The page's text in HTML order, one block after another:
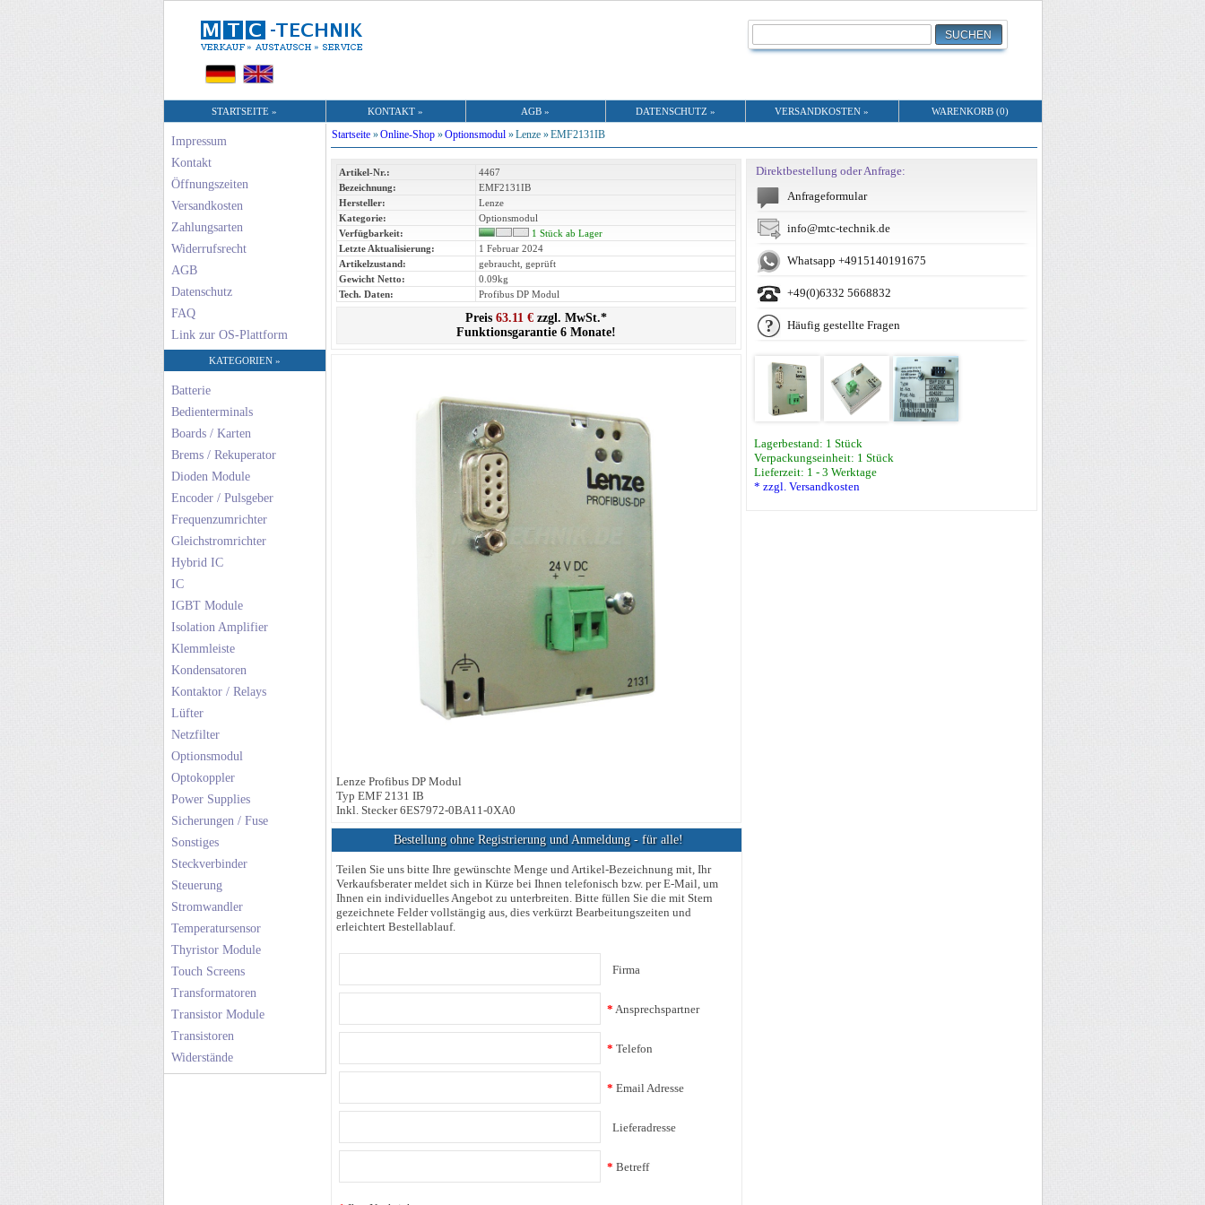
STARTSEITE » KONTAKT » AGB » DATENSCHUTZ » VERSANDKOSTEN » WARENKORB (0)
Impressum
Kontakt
Öffnungszeiten
Versandkosten
Zahlungsarten
Widerrufsrecht
AGB
Datenschutz
FAQ
Link zur OS-Plattform
KATEGORIEN »
Batterie
Bedienterminals
Boards / Karten
Brems / Rekuperator
Dioden Module
Encoder / Pulsgeber
Frequenzumrichter
Gleichstromrichter
Hybrid IC
IC
IGBT Module
Isolation Amplifier
Klemmleiste
Kondensatoren
Kontaktor / Relays
Lüfter
Netzfilter
Optionsmodul
Optokoppler
Power Supplies
Sicherungen / Fuse
Sonstiges
Steckverbinder
Steuerung
Stromwandler
Temperatursensor
Thyristor Module
Touch Screens
Transformatoren
Transistor Module
Transistoren
Widerstände
Startseite»Online-Shop»Optionsmodul»Lenze »EMF2131IB
Artikel-Nr.:
4467
Bezeichnung:
EMF2131IB
Hersteller:
Lenze
Kategorie:
Optionsmodul
Verfügbarkeit:
1 Stück ab Lager
Letzte Aktualisierung:
1 Februar 2024
Artikelzustand:
gebraucht, geprüft
Gewicht Netto:
0.09kg
Tech. Daten:
Profibus DP Modul
Preis 63.11 €zzgl. MwSt.*
Funktionsgarantie 6 Monate!
Direktbestellung oder Anfrage:
Anfrageformular
info@mtc-technik.de
Whatsapp +4915140191675
+49(0)6332 5668832
Häufig gestellte Fragen
Lagerbestand: 1 Stück
Verpackungseinheit: 1 Stück
Lieferzeit: 1 - 3 Werktage
* zzgl. Versandkosten
Lenze Profibus DP Modul
Typ EMF 2131 IB
Inkl. Stecker 6ES7972-0BA11-0XA0
Bestellung ohne Registrierung und Anmeldung - für alle!
Teilen Sie uns bitte Ihre gewünschte Menge und Artikel-Bezeichnung mit, Ihr
Verkaufsberater meldet sich in Kürze bei Ihnen telefonisch bzw. per E-Mail, um
Ihnen ein individuelles Angebot zu unterbreiten. Bitte füllen Sie die mit Stern
gezeichnete Felder vollstängig aus, dies verkürzt Bearbeitungszeiten und
erleichtert Bestellablauf.
Firma
* Ansprechspartner
* Telefon
* Email Adresse
Lieferadresse
* Betreff